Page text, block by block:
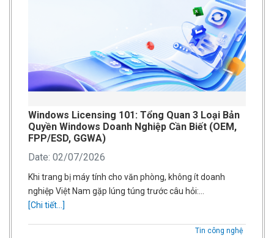
Windows Licensing 101: Tổng Quan 3 Loại Bản
Quyền Windows Doanh Nghiệp Cần Biết (OEM,
FPP/ESD, GGWA)
Date: 02/07/2026
Khi trang bị máy tính cho văn phòng, không ít doanh
nghiệp Việt Nam gặp lúng túng trước câu hỏi:…
[Chi tiết...]
Tin công nghệ